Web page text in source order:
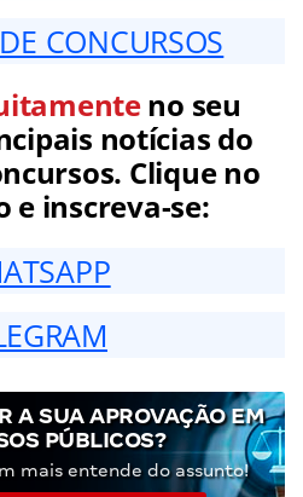
CONCURSOS
no seu
notícias do
Clique no
e inscreva-se:
A SUA APROVAÇÃO EM
PÚBLICOS?
mais entende do assunto!